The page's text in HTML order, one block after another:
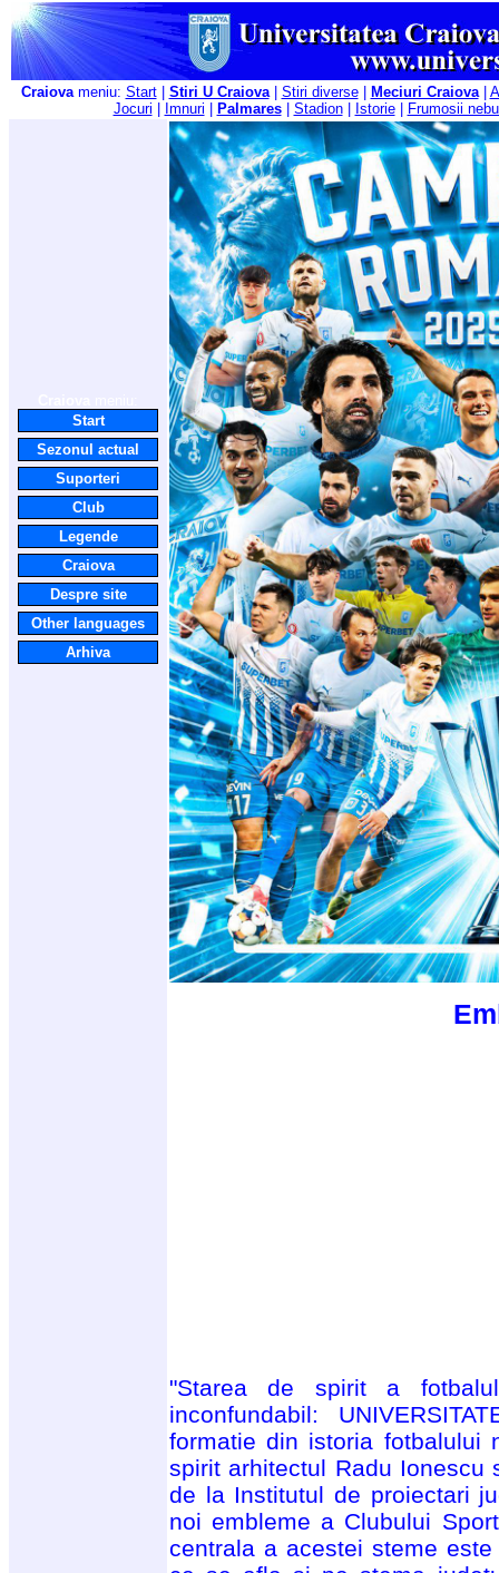
Craiovameniu: Start| Stiri U Craiova| Stiri diverse| Meciuri Craiova|
Jocuri
Imnuri Palmares| Stadion| Istorie| Frumosii
Start
Sezonul actual
Suporteri
Club
Legende
Craiova
Despre site
Other languages
Arhiva
"Starea de spirit a
inconfundabil:
formatie din istoria fotbalului
spirit arhitectul Radu Ionescu
de la Institutul de proiectari
noi embleme a Clubului
centrala a acestei steme